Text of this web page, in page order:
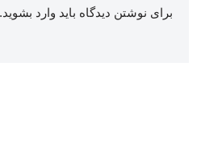
برای نوشتن دیدگاه باید وارد بشوید.